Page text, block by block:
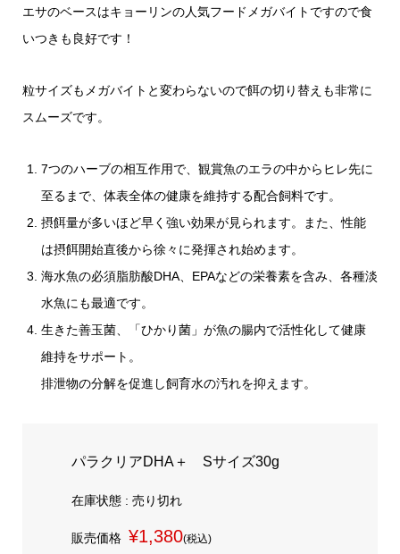
エサのベースはキョーリンの人気フードメガバイトですので食
いつきも良好です！
粒サイズもメガバイトと変わらないので餌の切り替えも非常に
スムーズです。
7つのハーブの相互作用で、観賞魚のエラの中からヒレ先に
至るまで、体表全体の健康を維持する配合飼料です。
摂餌量が多いほど早く強い効果が見られます。また、性能
は摂餌開始直後から徐々に発揮され始めます。
海水魚の必須脂肪酸DHA、EPAなどの栄養素を含み、各種淡
水魚にも最適です。
生きた善玉菌、「ひかり菌」が魚の腸内で活性化して健康
維持をサポート。
排泄物の分解を促進し飼育水の汚れを抑えます。
パラクリアDHA＋ Sサイズ30g
在庫状態 : 売り切れ
販売価格 ¥1,380(税込)